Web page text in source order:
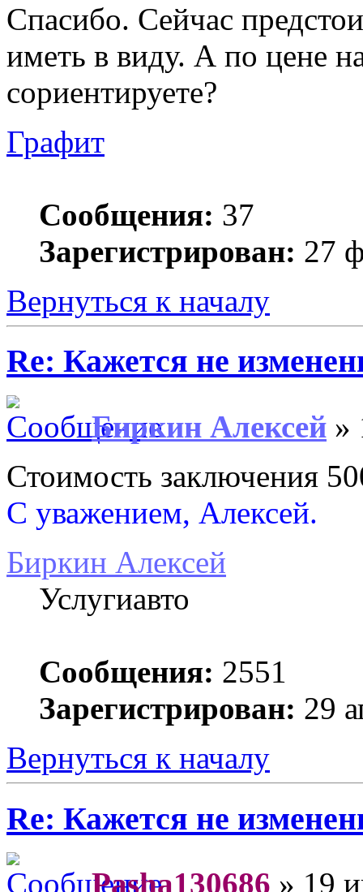
Спасибо. Сейчас
иметь в виду. А по цене
сориентируете?
Графит
Сообщения: 37
Зарегистрирован: 27
Вернуться к началу
Re: Кажется не
Биркин Алексей »
Стоимость заключения
С уважением, Алексей.
Биркин Алексей
Услугиавто
Сообщения: 2551
Зарегистрирован: 29
Вернуться к началу
Re: Кажется не
Pasha130686 » 19